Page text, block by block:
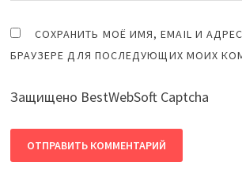
СОХРАНИТЬ МОЁ ИМЯ, EMAIL И
БРАУЗЕРЕ ДЛЯ ПОСЛЕДУЮЩИХ МОИХ
Защищено BestWebSoft Captcha